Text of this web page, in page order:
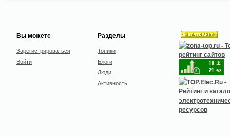
Вы можете
Зарегистрироваться
Войти
Разделы
Топики
Блоги
Люди
Активность